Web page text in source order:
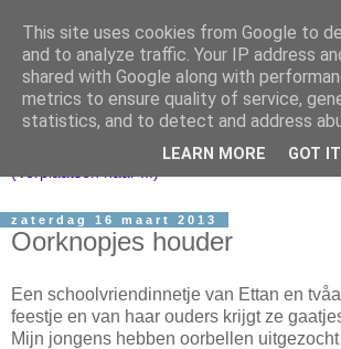
zaterdag 16 maart 2013
Oorknopjes houder
Een schoolvriendinnetje van Ettan en
feestje en van haar ouders krijgt ze
Mijn jongens hebben oorbellen
This site uses cookies from Google to
and to analyze traffic. Your IP address
shared with Google along with
metrics to ensure quality of service,
statistics, and to detect and address
LEARN MORE GOT IT